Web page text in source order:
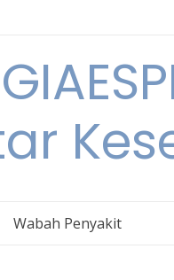
Wabah Penyakit